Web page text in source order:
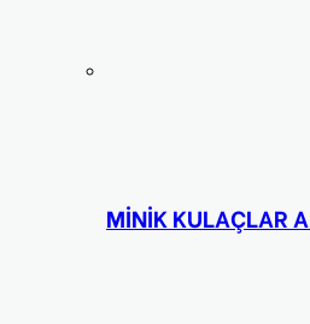
MİNİK KULAÇLAR